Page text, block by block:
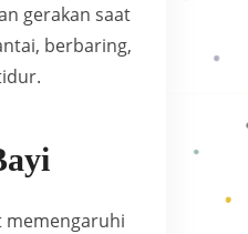
gerakan saat
berbaring,
memengaruhi